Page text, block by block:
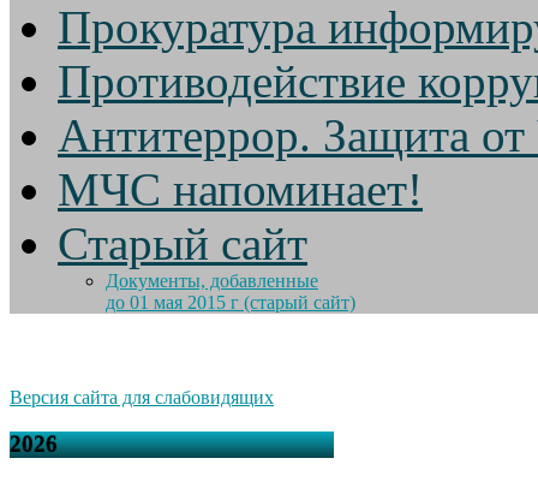
Прокуратура
Противодействие
Антитеррор. Защита
МЧС напоминает!
Старый сайт
Документы, добавленные
до 01 мая 2015 г (старый сайт)
Версия сайта для слабовидящих
2026